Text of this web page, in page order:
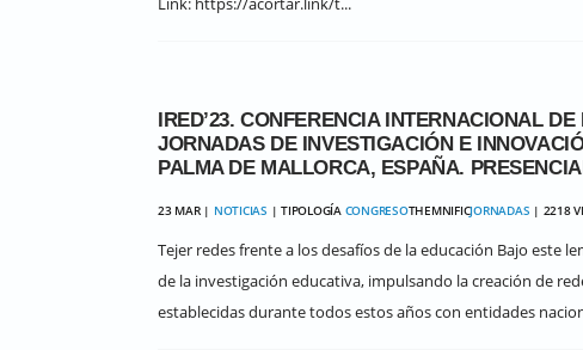
IRED’23. CONFERENCIA INTERNACIONAL
JORNADAS DE INVESTIGACIÓN E
PALMA DE MALLORCA, ESPAÑA.
23 MAR | NOTICIAS | TIPOLOGÍA CONGRESOTHEMNIFICJORNADAS | 2218
Tejer redes frente a los desafíos de la educación Bajo este
de la investigación educativa, impulsando la creación de
establecidas durante todos estos años con entidades